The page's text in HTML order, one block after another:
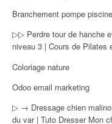
Branchement pompe
▷▷ Perdre tour de hanche
niveau 3 | Cours de Pilates
Coloriage nature
Odoo email marketing
▷ → Dressage chien
du var | Tuto Dresser Mon